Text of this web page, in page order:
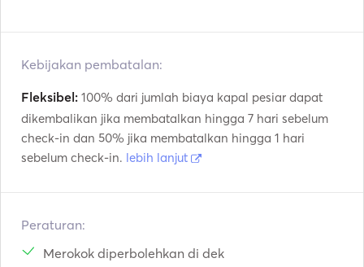
Kebijakan pembatalan:
Fleksibel: 100% dari jumlah biaya kapal pesiar dapat
dikembalikan jika membatalkan hingga 7 hari sebelum
check-in dan 50% jika membatalkan hingga 1 hari
sebelum check-in. lebih lanjut
Peraturan:
Merokok diperbolehkan di dek